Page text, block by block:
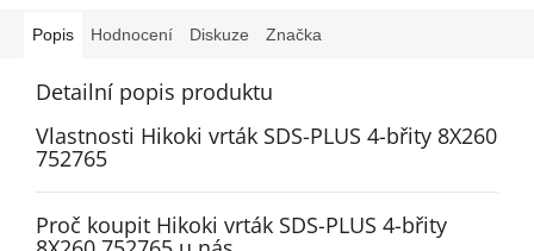
Popis Hodnocení Diskuze Značka
Detailní popis produktu
Vlastnosti Hikoki vrták SDS-PLUS 4-břity 8X260
752765
Proč koupit Hikoki vrták SDS-PLUS 4-břity